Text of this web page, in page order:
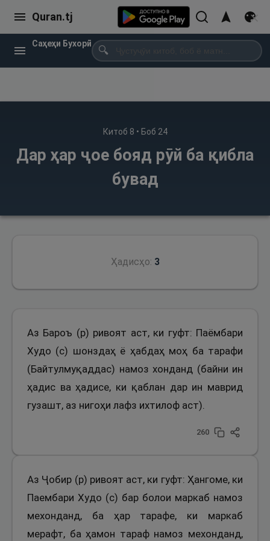
Quran.tj
Саҳеҳи Бухорӣ
🔍
Китоб 8 • Боб 24
Дар ҳар ҷое бояд рӯй ба қибла
бувад
Ҳадисҳо: 3
Аз Бароъ (р) ривоят аст, ки гуфт: Паёмбари
Худо (с) шонздаҳ ё ҳабдаҳ моҳ ба тарафи
(Байтулмуқаддас) намоз хонданд (байни ин
ҳадис ва ҳадисе, ки қаблан дар ин маврид
гузашт, аз нигоҳи лафз ихтилоф аст).
260
Аз Ҷобир (р) ривоят аст, ки гуфт: Ҳангоме, ки
Паембари Худо (с) бар болои маркаб намоз
мехонданд, ба ҳар тарафе, ки маркаб
мерафт, ба ҳамон тараф намоз мехонданд,